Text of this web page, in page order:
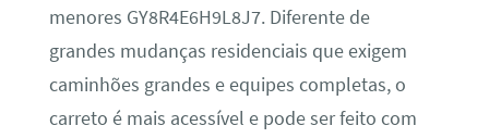
menores GY8R4E6H9L8J7. Diferente de
grandes mudanças residenciais que exigem
caminhões grandes e equipes completas, o
carreto é mais acessível e pode ser feito com